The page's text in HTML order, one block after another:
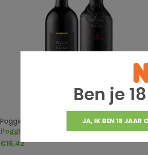
Ben je
JA, IK BEN 18 JAAR
Poggio delle Faine
Poggio delle Faine Rosso IGT
€16,42